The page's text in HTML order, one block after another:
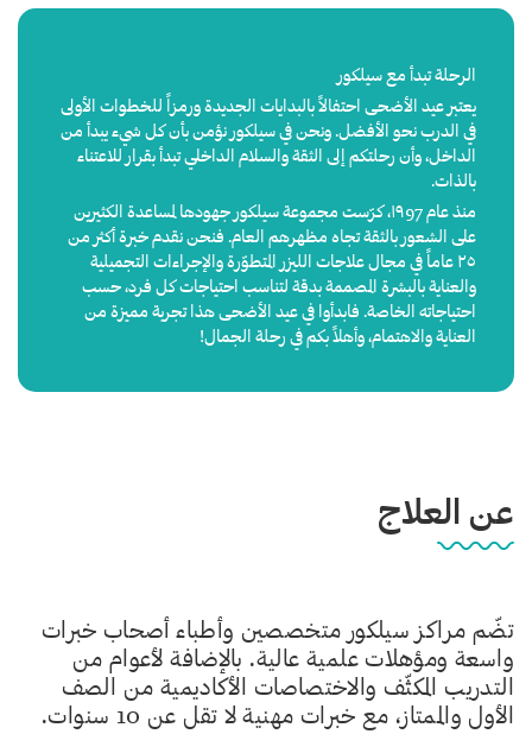
الرحلة تبدأ مع سيلكور
يعتبر عيد الأضحى احتفالاً بالبدايات الجديدة ورمزاً للخطوات الأولى
في الدرب نحو الأفضل. ونحن في سيلكور نؤمن بأن كل شيء يبدأ من
الداخل، وأن رحلتكم إلى الثقة والسلام الداخلي تبدأ بقرار للاعتناء
بالذات.
منذ عام ١٩97، كرّست مجموعة سيلكور جهودها لمساعدة الكثيرين
على الشعور بالثقة تجاه مظهرهم العام. فنحن نقدم خبرة أكثر من
٢٥ عاماً في مجال علاجات الليزر المتطوّرة والإجراءات التجميلية
والعناية بالبشرة المصممة بدقة لتناسب احتياجات كل فرد، حسب
احتياجاته الخاصة. فابدأوا في عيد الأضحى هذا تجربة مميزة من
العناية والاهتمام، وأهلاً بكم في رحلة الجمال!
عن العلاج
تضّم مراكز سيلكور متخصصين وأطباء أصحاب خبرات
واسعة ومؤهلات علمية عالية. بالإضافة لأعوام من
التدريب المكثّف والاختصاصات الأكاديمية من الصف
الأول والممتاز، مع خبرات مهنية لا تقل عن 10 سنوات.